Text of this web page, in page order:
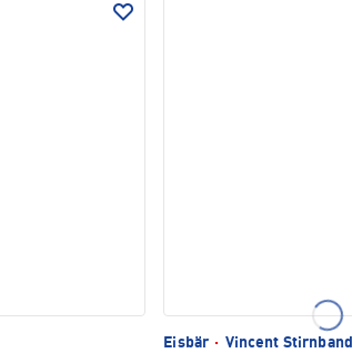
Eisbär · Vincent Stirnband